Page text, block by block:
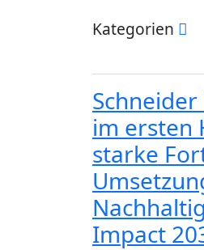
Kategorien
im ersten
starke
Impact